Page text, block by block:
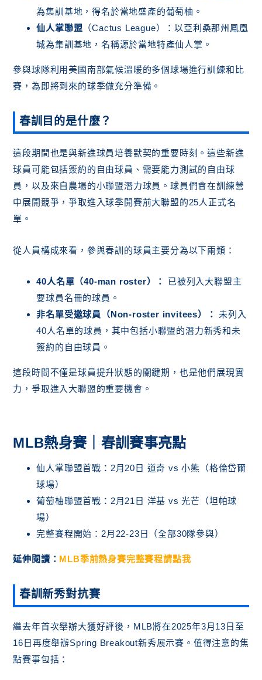
為集訓基地，得名於當地盛產的葡萄柚。
仙人掌聯盟 （Cactus League）：以亞利桑那州鳳凰
城為集訓基地，名稱源於當地特產仙人掌。
參與球隊利用美國南部氣候溫暖的多個球場進行訓練和比
賽，為即將到來的球季做充分準備。
春訓目的是什麼？
這段期間也是與新進球員培養默契的重要時刻。這些新進
球員可能包括簽約的自由球員、需要能力測試的自由球
員，以及來自農場的小聯盟潛力球員。球員們會在訓練營
中展開競爭，爭取進入球季開賽前大聯盟的25人正式名
單。
從人員構成來看，參與春訓的球員主要分為以下兩類：
40人名單（40-man roster）：
已被列入大聯盟主
要球員名冊的球員。
非名單受邀球員（Non-roster invitees）：
未列入
40人名單的球員，其中包括小聯盟的潛力新秀和未
簽約的自由球員。
這段時間不僅是球員提升狀態的關鍵期，也是他們展現實
力，爭取進入大聯盟的重要機會。
MLB熱身賽｜春訓賽事亮點
仙人掌聯盟首戰：2月20日 道奇 vs 小熊（格倫岱爾
球場）
葡萄柚聯盟首戰：2月21日 洋基 vs 光芒（坦帕球
場）
完整賽程開始：2月22-23日（全部30隊參與）
延伸閱讀： MLB季前熱身賽完整賽程請點我
春訓新秀對抗賽
繼去年首次舉辦大獲好評後，MLB將在2025年3月13日至
16日再度舉辦Spring Breakout新秀展示賽。值得注意的焦
點賽事包括：